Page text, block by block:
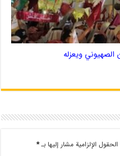
الحقول الإلزامية مشار إليها بـ*